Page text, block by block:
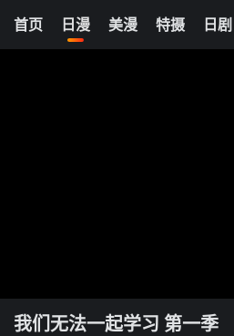
首页 日漫 美漫 特摄 日剧
我们无法一起学习 第一季